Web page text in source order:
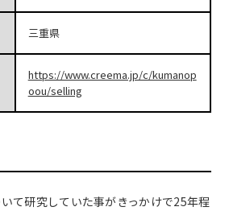
三重県
https://www.creema.jp/c/kumanop
oou/selling
て研究していた事がきっかけで25年程